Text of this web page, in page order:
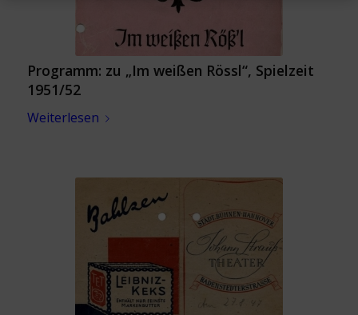
Programm: zu „Im weißen Rössl“, Spielzeit
1951/52
Weiterlesen